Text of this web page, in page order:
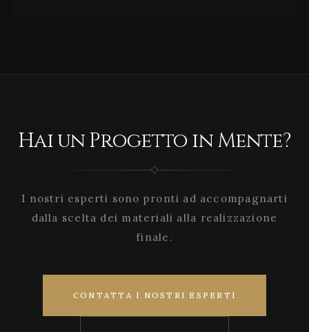
Hai un Progetto in Mente?
I nostri esperti sono pronti ad accompagnarti
dalla scelta dei materiali alla realizzazione
finale.
CONTATTA I NOSTRI ESPERTI